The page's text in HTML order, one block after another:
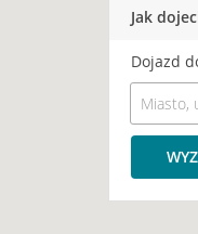
Jak
Dojazd